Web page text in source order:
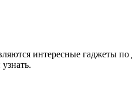
интересные гаджеты